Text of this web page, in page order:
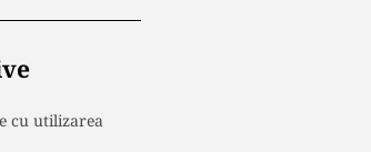
cu utilizarea